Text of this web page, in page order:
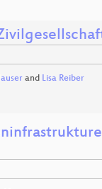
and Lisa Reiber